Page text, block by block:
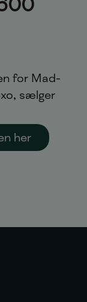
for Mad-
sælger
her